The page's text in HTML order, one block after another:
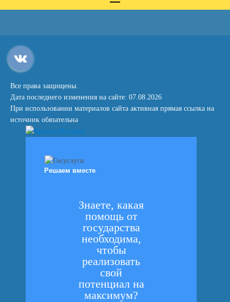
Все права защищены.
Дата последнего изменения на сайте: 07.08.2026
При использовании материалов сайта активная прямая ссылка на
источник обязательна
Решаем вместе
Знаете, какая
помощь от
государства
необходима,
чтобы
реализовать
свой
потенциал на
максимум?